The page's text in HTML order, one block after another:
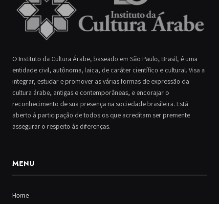
O Instituto da Cultura Árabe, baseado em São Paulo, Brasil, é uma
entidade civil, autônoma, laica, de caráter científico e cultural. Visa a
integrar, estudar e promover as várias formas de expressão da
cultura árabe, antigas e contemporâneas, e encorajar o
reconhecimento de sua presença na sociedade brasileira. Está
aberto à participação de todos os que acreditam ser premente
assegurar o respeito às diferenças.
MENU
Home